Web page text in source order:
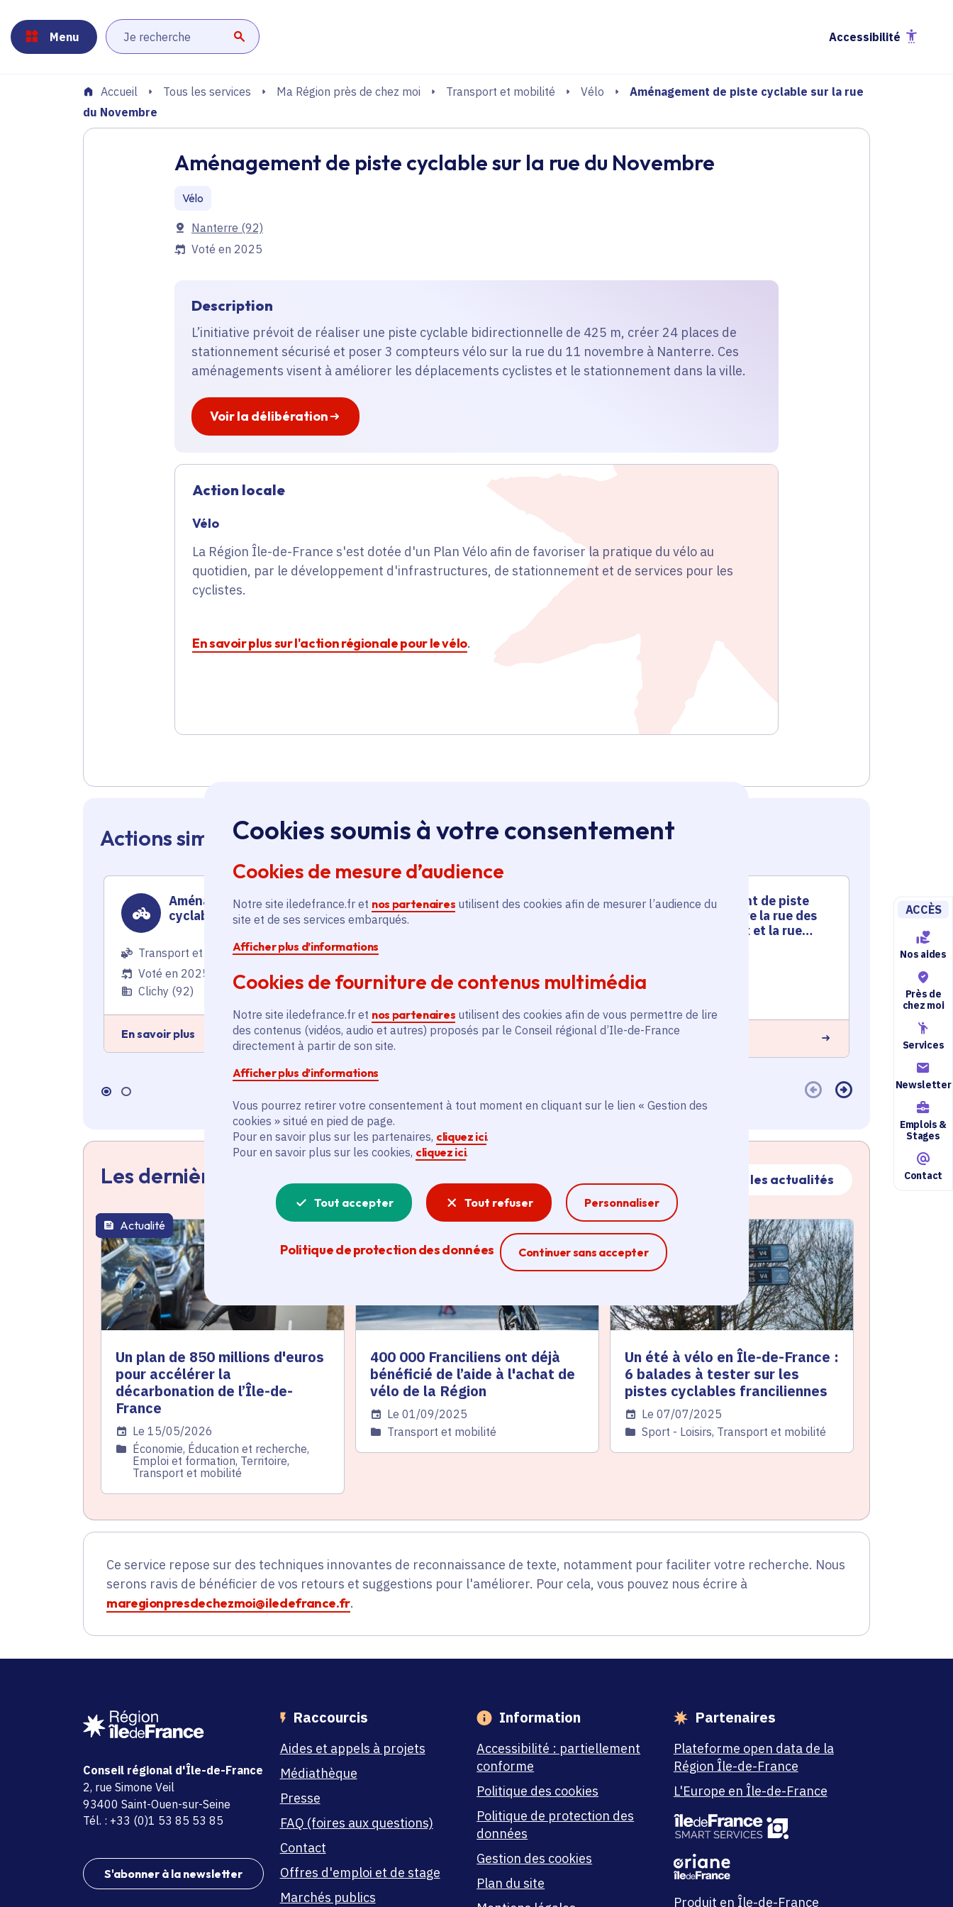
Cookies soumis à votre consentement
Cookies de mesure d’audience
Notre site iledefrance.fr et nos partenaires utilisent des cookies afin de mesurer l’audience du
site et de ses services embarqués.
Afficher plus d’informations
Cookies de fourniture de contenus multimédia
Notre site iledefrance.fr et nos partenaires utilisent des cookies afin de vous permettre de lire
des contenus (vidéos, audio et autres) proposés par le Conseil régional d’Ile-de-France
directement à partir de son site.
Afficher plus d’informations
Vous pourrez retirer votre consentement à tout moment en cliquant sur le lien « Gestion des
cookies » situé en pied de page.
Pour en savoir plus sur les partenaires, cliquez ici.
Pour en savoir plus sur les cookies, cliquez ici.
Tout accepter Tout refuser Personnaliser
Politique de protection des données Continuer sans accepter
Ferme la modale
Menu
Lancer la recherche Accessibilité
Accueil Tous les services Ma Région près de chez moi Transport et mobilité Vélo
Aménagement de piste cyclable sur la rue
du Novembre
ACCÈS
Nos aides
Près de
chez moi
Services
Newsletter
Emplois &
Stages
Contact
Aménagement de piste cyclable sur la rue du Novembre
Vélo
Communes
Nanterre (92)
Voté en 2025
Description
L’initiative prévoit de réaliser une piste cyclable bidirectionnelle de 425 m, créer 24 places de
stationnement sécurisé et poser 3 compteurs vélo sur la rue du 11 novembre à Nanterre. Ces
aménagements visent à améliorer les déplacements cyclistes et le stationnement dans la ville.
Voir la délibération
Action locale
Vélo
La Région Île-de-France s'est dotée d'un Plan Vélo afin de favoriser la pratique du vélo au
quotidien, par le développement d'infrastructures, de stationnement et de services pour les
cyclistes.
En savoir plus sur l'action régionale pour le vélo.
Actions similaires en Île-de-France
Aménagement de piste
cyclable sur la rue Roguet
Transport et mobilité
Voté en 2025
Clichy (92)
En savoir plus
Aménagement cyclable en
zone 30 sur plusieurs
Voté en 2025
En savoir plus
Aménagement de piste
cyclable entre la rue des
Guigneveaux et la rue
Voté en 2025
En savoir plus
Transport
Voté en
Drancy (93)
En savoir plus
Les dernières actualités Toutes les actualités
thématique active
Actualité
Un plan de 850 millions d'euros
pour accélérer la
décarbonation de l’Île-de-
France
Date de l'arrêté
Le 15/05/2026
Catégorie
Économie, Éducation et recherche,
Emploi et formation, Territoire,
Transport et mobilité
Actualité
400 000 Franciliens ont déjà
bénéficié de l’aide à l'achat de
vélo de la Région
Date de l'arrêté
Le 01/09/2025
Catégorie
Transport et mobilité
thématique active
Actualité
Un été à vélo en Île-de-France :
6 balades à tester sur les
pistes cyclables franciliennes
Date de l'arrêté
Le 07/07/2025
Catégorie
Sport - Loisirs, Transport et mobilité
Ce service repose sur des techniques innovantes de reconnaissance de texte, notamment pour faciliter votre recherche. Nous
serons ravis de bénéficier de vos retours et suggestions pour l'améliorer. Pour cela, vous pouvez nous écrire à
maregionpresdechezmoi@iledefrance.fr.
Conseil régional d'Île-de-France
adresse
2, rue Simone Veil
code postal et commune
93400 Saint-Ouen-sur-Seine
Tél. : +33 (0)1 53 85 53 85
S'abonner à la newsletter
Raccourcis
Aides et appels à projets
Médiathèque
Presse
FAQ (foires aux questions)
Contact
Offres d'emploi et de stage
Marchés publics
Information
Accessibilité : partiellement
conforme
Politique des cookies
Politique de protection des
données
Gestion des cookies
Plan du site
Partenaires
Plateforme open data de la
Région Île-de-France
L'Europe en Île-de-France
Produit en Île-de-France